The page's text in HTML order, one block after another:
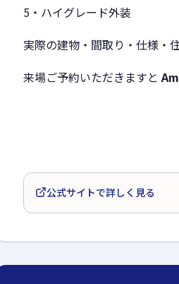
5・ハイグレード外装
実際の建物・間取り・仕様・
来場ご予約いただきますと
公式サイトで詳しく見る